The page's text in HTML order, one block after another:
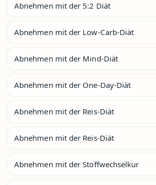
Abnehmen mit der 5:2 Diät
Abnehmen mit der Low-Carb-Diät
Abnehmen mit der Mind-Diät
Abnehmen mit der One-Day-Diät
Abnehmen mit der Reis-Diät
Abnehmen mit der Reis-Diät
Abnehmen mit der Stoffwechselkur